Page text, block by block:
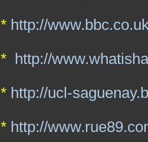
* http://
* http://
* http://ucl-
* http://